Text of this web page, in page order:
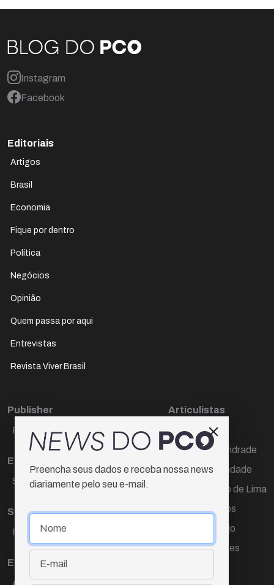
Instagram
Facebook
Editoriais
Artigos
Brasil
Economia
Fique por dentro
Política
Negócios
Opinião
Quem passa por aqui
Entrevistas
Revista Viver Brasil
Publisher
Paulo Cesar de Oliveira
Editora Chefe
Sueli Cotta
Sub-editora
Raquel Ayres
Equipe
Ana Lúcia Cortez
Articulistas
Décio Freire
Dr Marcos Andrade
Hamilton Trindade
Igor Carvalho de Lima
Mario Campos
Renata Araújo
Wagner Gomes
Preencha seus dados e receba nossa news
diariamente pelo seu e-mail.